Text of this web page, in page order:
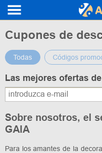
Cupones de
Todas Códigos
Las mejores ofertas
Sobre nosotros, el
GAIA
Para los amantes de la